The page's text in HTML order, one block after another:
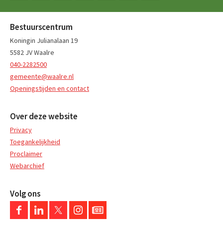
Bestuurscentrum
Koningin Julianalaan 19
5582 JV Waalre
040-2282500
gemeente@waalre.nl
Openingstijden en contact
Over deze website
Privacy
Toegankelijkheid
Proclaimer
Webarchief
Volg ons